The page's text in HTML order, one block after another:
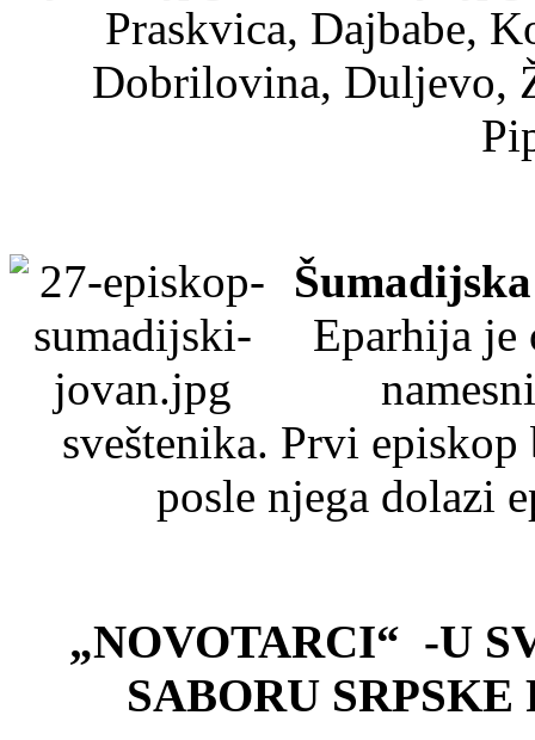
Praskvica, Dajbabe,
Dobrilovina, Duljevo,
Eparhija je
sveštenika. Prvi
posle njega dolazi
„NOVOTARCI“ -U
SABORU